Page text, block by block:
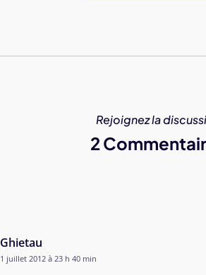
Rejoignez la
2
Ghietau
1 juillet 2012 à 23 h 40 min